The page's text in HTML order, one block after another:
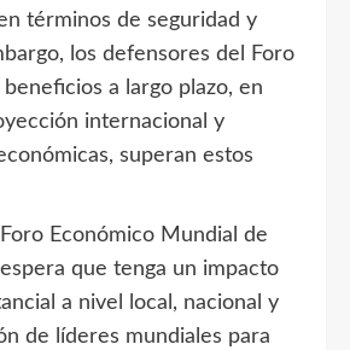
términos de seguridad y
los defensores del Foro
a largo plazo, en
internacional y
superan estos
Económico Mundial de
que tenga un impacto
a nivel local, nacional y
de líderes mundiales para